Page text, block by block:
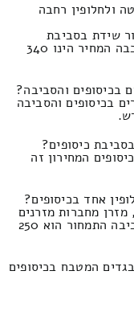
ולחלופין רחבה
שידת בסביבת
כיסופים החלפת טיטול בשילוב פירוק והרכבה המחיר הינו 340
בכיסופים והסביבה?
בכיסופים והסביבה
כיסופים?
המחירון זה
אחד בכיסופים?
מחברות מזרנים
שונות פלוס עבודת מרימים בכיסופים והסביבה התמחור הוא 250
המטבח בכיסופים